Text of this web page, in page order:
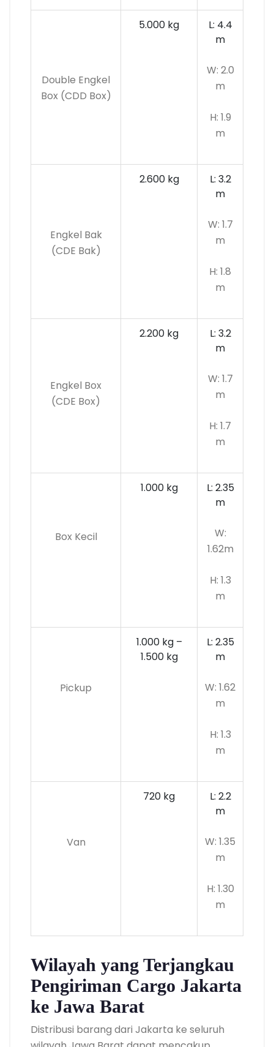
Double Engkel
Box (CDD Box)
5.000 kg
L: 4.4
m
W: 2.0
m
H: 1.9
m
Engkel Bak
(CDE Bak)
2.600 kg
L: 3.2
m
W: 1.7
m
H: 1.8
m
Engkel Box
(CDE Box)
2.200 kg
L: 3.2
m
W: 1.7
m
H: 1.7
m
Box Kecil
1.000 kg
L: 2.35
m
W:
1.62m
H: 1.3
m
Pickup
1.000 kg –
1.500 kg
L: 2.35
m
W: 1.62
m
H: 1.3
m
Van
720 kg
L: 2.2
m
W: 1.35
m
H: 1.30
m
Wilayah yang Terjangkau
Pengiriman Cargo Jakarta
ke Jawa Barat
Distribusi barang dari Jakarta ke seluruh